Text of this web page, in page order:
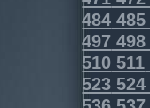
484 485
497 498
510 511
523 524